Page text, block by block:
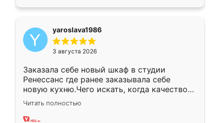
yaroslava1986
3 августа 2026
Заказала себе новый шкаф в студии
Ренессанс где ранее заказывала себе
новую кухню.Чего искать, когда качеством
вполне довольна. Служит кухня уже почти
два года, нареканий нет.
Читать полностью